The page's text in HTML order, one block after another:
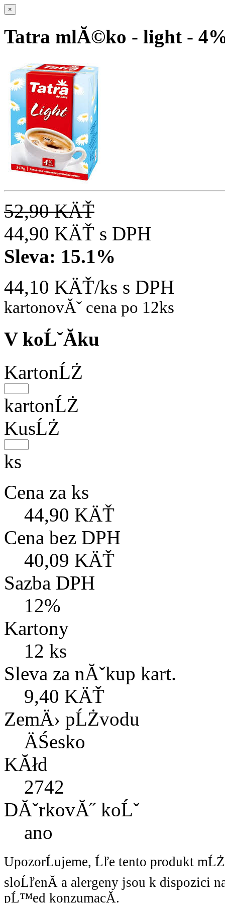
×
Tatra mlĂ©ko - light -
52,90 KÄŤ
44,90 KÄŤ s DPH
Sleva: 15.1%
44,10 KÄŤ/ks s DPH
kartonovĂˇ cena po 12ks
V koĹˇĂ­ku
KartonĹŻ
kartonĹŻ
KusĹŻ
ks
Cena za ks
44,90 KÄŤ
Cena bez DPH
40,09 KÄŤ
Sazba DPH
12%
Kartony
12 ks
Sleva za nĂˇkup kart.
9,40 KÄŤ
ZemÄ› pĹŻvodu
ÄŚesko
KĂłd
2742
DĂˇrkovĂ˝ koĹˇ
ano
UpozorĹujeme, Ĺľe tento produkt
sloĹľenĂ­ a alergeny jsou k dispozici
pĹ™ed konzumacĂ­.